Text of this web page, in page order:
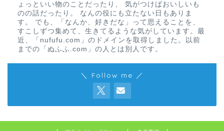
ょっといい物のことだったり、 気がつけばおいしいも
のの話だったり。 なんの役にも立たない日もありま
す。 でも、「なんか、好きだな」って思えることを、
すこしずつ集めて、生きてるような気がしています。最
近、「nufufu.com」のドメインを取得しました。以前
までの「ぬふふ.com」の人とは別人です。
＼ Follow me ／